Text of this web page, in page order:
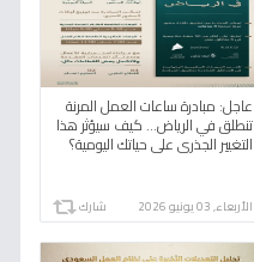
عاجل: مبادرة ساعات العمل المرنة
تنطلق في الرياض… كيف سيؤثر هذا
التغيير الجذري على حياتك اليومية؟
الأربعاء, 03 يونيو 2026 شارك